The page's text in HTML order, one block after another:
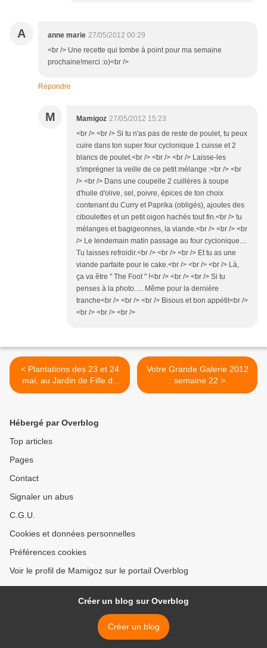
A anne marie 27/05/2012 00:29
<br /> Une recette qui tombe à point pour ma semaine
prochaine!merci :o)<br />
Répondre
M Mamigoz 27/05/2012 15:23
<br /> <br /> Si tu n'as pas de reste de poulet, tu peux
cuire dans ton super four cyclonique 1 cuisse et 2
blancs de poulet.<br /> <br /> <br /> Laisse-les
s'imprégner la veille de ce petit mélange :<br /> <br
/> <br /> Dans une coupelle 2 cuillères à soupe
d'huile d'olive, sel, poivre, épices de ton choix
contenant du Curry et Paprika (obligés), ajoutes des
ciboulettes et un petit oigon hachés tout fin.<br /> tu
mélanges et bagigeonnes, la viande.<br /> <br /> <br
/> Le lendemain matin passage au four cyclonique....
Tu laisses refroidir.<br /> <br /> <br /> Et tu as une
viande parfaite pour le cake.<br /> <br /> <br /> Là,
ça va être " The Foot " !<br /> <br /> <br /> Si tu
penses à la photo..... Même pour la dernière
tranche<br /> <br /> <br /> Bisous et bon appétit<br />
<br /> <br /> <br />
< Plantations des 23 et 24
mai, au Jardin de Fille de
Mamigoz
Votre Grande Galerie 2012
: semaine 22 >
Hébergé par Overblog
Top articles
Pages
Contact
Signaler un abus
C.G.U.
Cookies et données personnelles
Préférences cookies
Voir le profil de Mamigoz sur le portail Overblog
Créer un blog sur Overblog
Créer un blog